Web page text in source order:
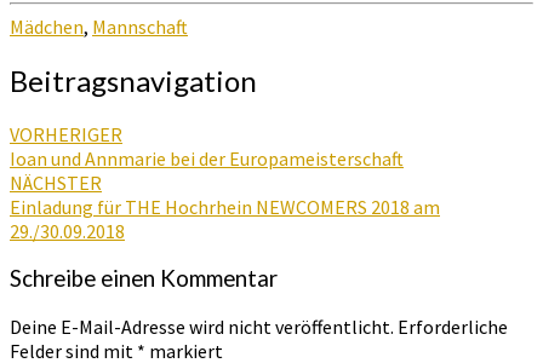
Mädchen, Mannschaft
Beitragsnavigation
VORHERIGER
Ioan und Annmarie bei der Europameisterschaft
NÄCHSTER
Einladung für THE Hochrhein NEWCOMERS 2018 am
29./30.09.2018
Schreibe einen Kommentar
Deine E-Mail-Adresse wird nicht veröffentlicht. Erforderliche
Felder sind mit * markiert